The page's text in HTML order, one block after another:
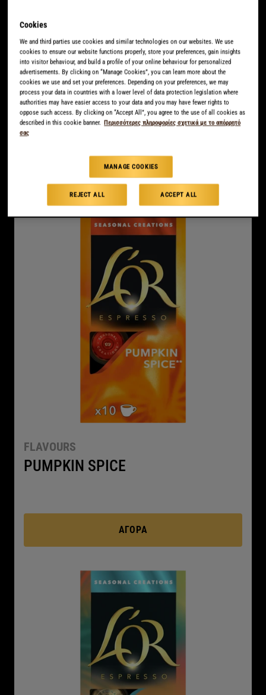
DESTINATIONS
SANTORINI
ΑΓΟΡΆ
FLAVOURS
PUMPKIN SPICE
ΑΓΟΡΆ
Cookies
We and third parties use cookies and similar technologies on our websites. We use
cookies to ensure our website functions properly, store your preferences, gain insights
into visitor behaviour, and build a profile of your online behaviour for personalized
advertisements. By clicking on “Manage Cookies”, you can learn more about the
cookies we use and set your preferences. Depending on your preferences, we may
process your data in countries with a lower level of data protection legislation where
authorities may have easier access to your data and you may have fewer rights to
oppose such access. By clicking on “Accept All”, you agree to the use of all cookies as
described in this cookie banner. Περισσότερες πληροφορίες σχετικά με το απόρρητό
σας
MANAGE COOKIES
REJECT ALL ACCEPT ALL